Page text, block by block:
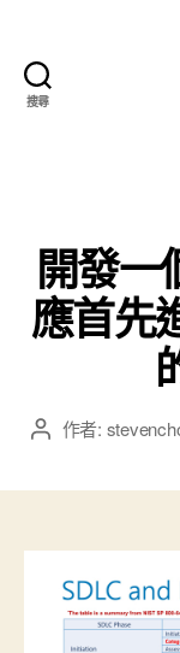
搜尋
開發一
應首先
文 作者: